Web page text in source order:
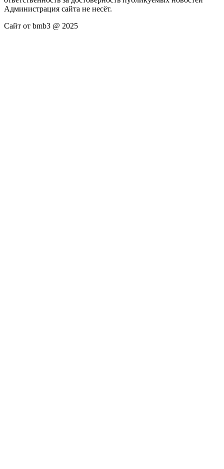
Администрация сайта не несёт.
Сайт от bmb3 @ 2025